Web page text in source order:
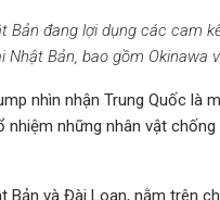
Bản đang lợi dụng các cam
Bản, bao gồm Okinawa
nhìn nhận Trung Quốc là
nhiệm những nhân vật
Bản và Đài Loan, nằm trên